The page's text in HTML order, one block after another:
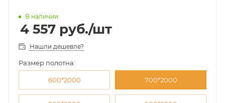
В наличии
4 557 руб./шт
Нашли дешевле?
Размер полотна:
600*2000 700*2000